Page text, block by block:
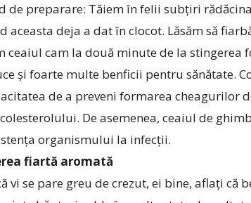
de preparare: Tăiem în felii subțiri
aceasta deja a dat în clocot. Lăsăm să
ceaiul cam la două minute de la stingerea
și foarte multe benficii pentru sănătate.
de a preveni formarea cheagurilor
De asemenea, ceaiul de
organismului la infecții.
fiartă aromată
vi se pare greu de crezut, ei bine, aflați că